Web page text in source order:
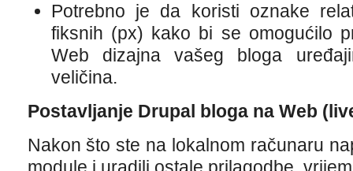
Potrebno je da koristi oznake
fiksnih (px) kako bi se omogućilo
Web dizajna vašeg bloga
veličina.
Postavljanje Drupal bloga na Web
Nakon što ste na lokalnom računaru